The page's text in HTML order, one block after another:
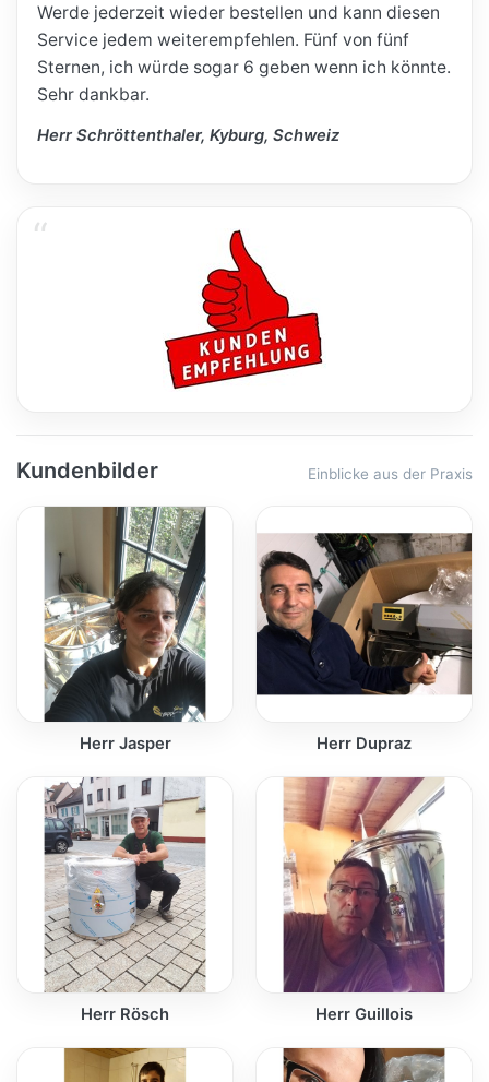
Werde jederzeit wieder bestellen und kann diesen
Service jedem weiterempfehlen. Fünf von fünf
Sternen, ich würde sogar 6 geben wenn ich könnte.
Sehr dankbar.
Herr Schröttenthaler, Kyburg, Schweiz
Kundenbilder Einblicke aus der Praxis
Herr Jasper Herr Dupraz
Herr Rösch Herr Guillois